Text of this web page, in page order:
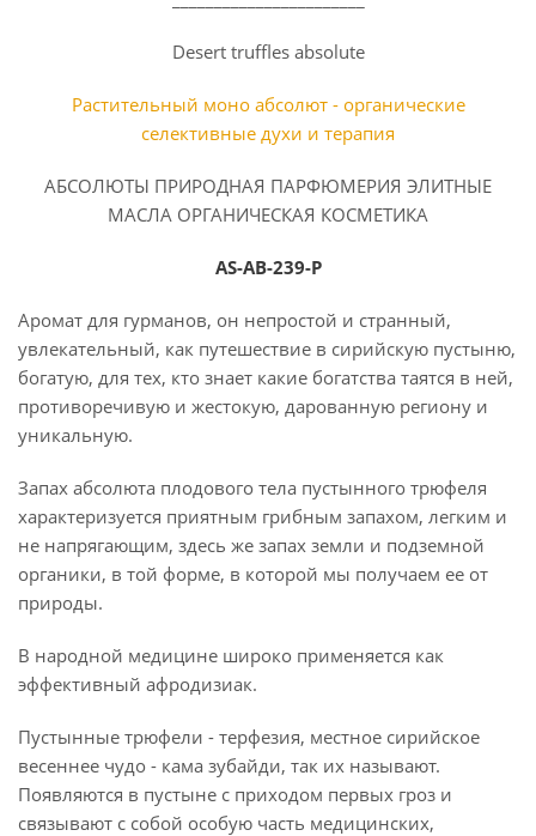
Desert truffles absolute
Растительный моно абсолют - органические
селективные духи и терапия
АБСОЛЮТЫ ПРИРОДНАЯ ПАРФЮМЕРИЯ ЭЛИТНЫЕ
МАСЛА ОРГАНИЧЕСКАЯ КОСМЕТИКА
AS-AB-239-P
Аромат для гурманов, он непростой и странный,
увлекательный, как путешествие в сирийскую пустыню,
богатую, для тех, кто знает какие богатства таятся в ней,
противоречивую и жестокую, дарованную региону и
уникальную.
Запах абсолюта плодового тела пустынного трюфеля
характеризуется приятным грибным запахом, легким и
не напрягающим, здесь же запах земли и подземной
органики, в той форме, в которой мы получаем ее от
природы.
В народной медицине широко применяется как
эффективный афродизиак.
Пустынные трюфели - терфезия, местное сирийское
весеннее чудо - кама зубайди, так их называют.
Появляются в пустыне с приходом первых гроз и
связывают с собой особую часть медицинских,